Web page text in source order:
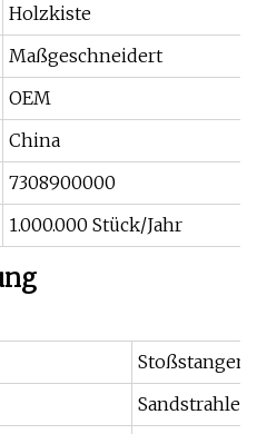
Holzkiste
Maßgeschneidert
OEM
China
7308900000
1.000.000 Stück/Jahr